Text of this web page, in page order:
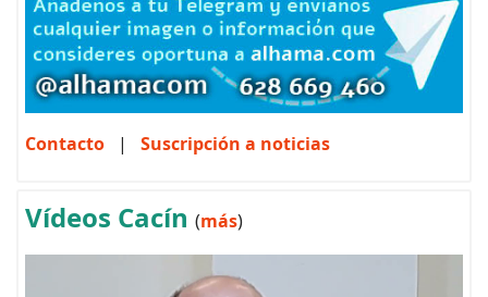
Contacto | Suscripción a noticias
Vídeos Cacín (más)